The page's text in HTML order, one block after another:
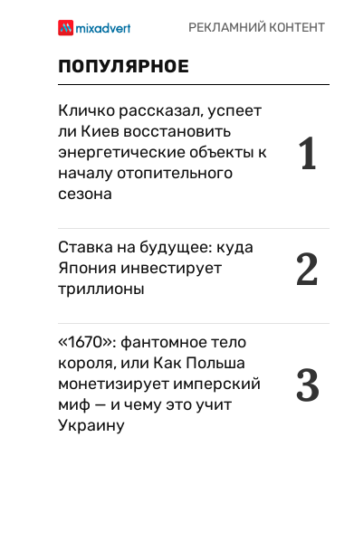
ПОПУЛЯРНОЕ
1
Кличко рассказал, успеет
ли Киев восстановить
энергетические объекты к
началу отопительного
сезона
2
Ставка на будущее: куда
Япония инвестирует
триллионы
3
«1670»: фантомное тело
короля, или Как Польша
монетизирует имперский
миф — и чему это учит
Украину